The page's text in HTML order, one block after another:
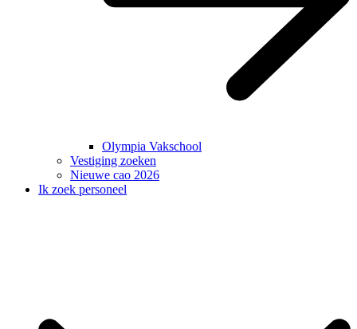
Olympia Vakschool
Vestiging zoeken
Nieuwe cao 2026
Ik zoek personeel